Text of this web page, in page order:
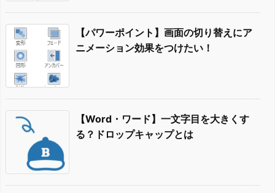
【パワーポイント】画面の切り替えにア
ニメーション効果をつけたい！
【Word・ワード】一文字目を大きくす
る？ドロップキャップとは